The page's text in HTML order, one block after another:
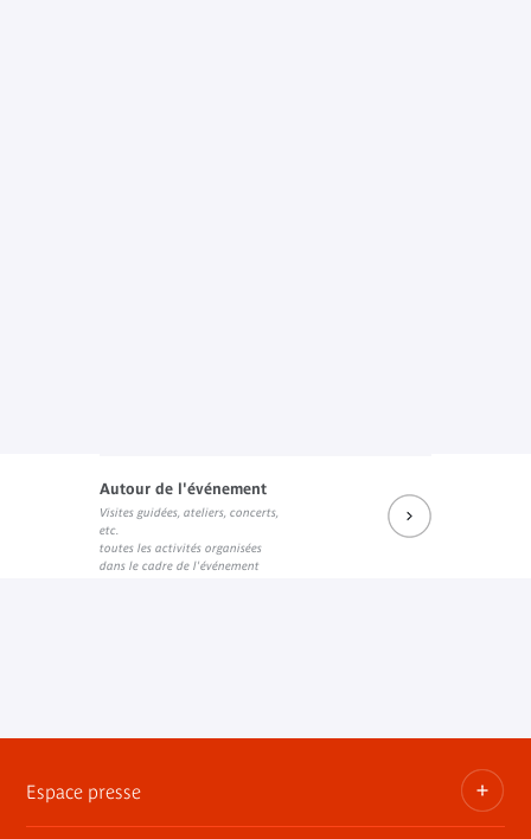
Autour de l'événement
Visites guidées, ateliers, concerts,
etc.
toutes les activités organisées
dans le cadre de l'événement
Espace presse